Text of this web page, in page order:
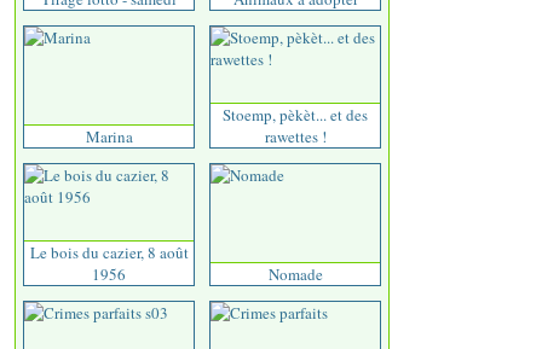
Marina
Stoemp, pèkèt... et des
rawettes !
Le bois du cazier, 8 août
1956
Nomade